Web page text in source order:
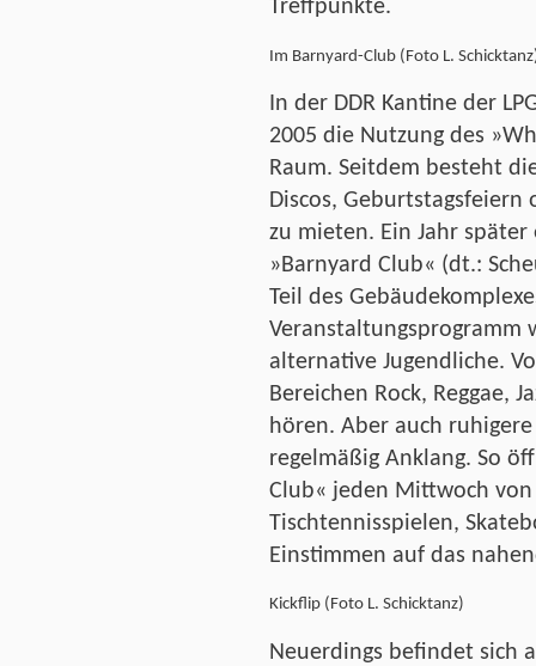
Treffpunkte.
Im Barnyard-Club (Foto L.
In der DDR Kantine der
2005 die Nutzung des
Raum. Seitdem besteht
Discos,
zu mieten. Ein Jahr
»Barnyard Club« (dt.:
Teil des
Veranstaltungsprogramm
alternative Jugendliche.
Bereichen Rock, Reggae,
hören. Aber auch
regelmäßig Anklang. So
Club« jeden Mittwoch
Tischtennisspielen,
Einstimmen auf das
Kickflip (Foto L. Schicktanz)
Neuerdings befindet sich